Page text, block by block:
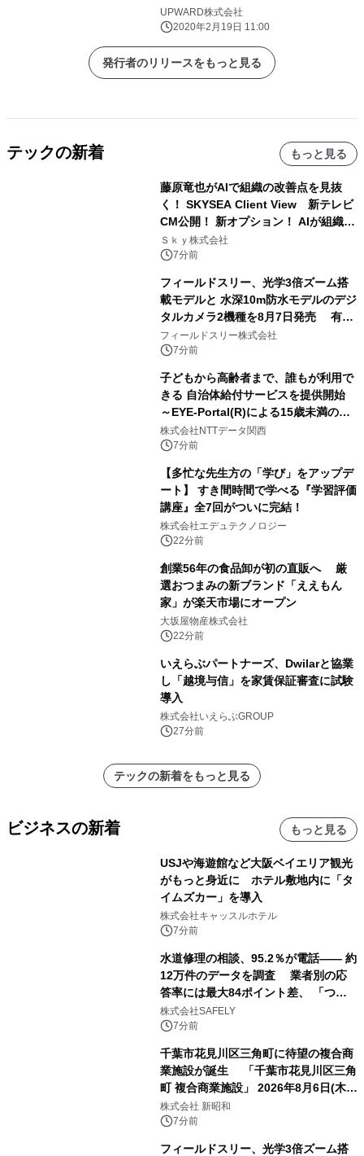
業新聞フォーラム」に代表 金木が登壇
＝
UPWARD株式会社
2020年2月19日 11:00
発行者のリリースをもっと見る
テックの新着 もっと見る
藤原竜也がAIで組織の改善点を見抜
く！ SKYSEA Client View 新テレビ
CM公開！ 新オプション！ AIが組織の
業務実態を分析し労務改善を支援。 藤
原竜也メイキング動画公開 「もしAIが
る自信がある」「昨年の夏はカブトム
シを捕まえたり、虫と戦ったり…」
Ｓｋｙ株式会社
7分前
フィールドスリー、光学3倍ズーム搭
載モデルと 水深10m防水モデルのデジ
タルカメラ2機種を8月7日発売 有効
約1300万画素、用途別に選べるコンデ
ジ新登場
フィールドスリー株式会社
7分前
子どもから高齢者まで、誰もが利用で
きる 自治体給付サービスを提供開始
～EYE-Portal(R)による15歳未満の本
人認証と デジタルデバイド対策で実現
～
株式会社NTTデータ関西
7分前
【多忙な先生方の「学び」をアップデ
ート】 すき間時間で学べる『学習評価
講座』全7回がついに完結！
株式会社エデュテクノロジー
22分前
創業56年の食品卸が初の直販へ 厳
選おつまみの新ブランド「ええもん
家」が楽天市場にオープン
大坂屋物産株式会社
22分前
いえらぶパートナーズ、Dwilarと協業
し「越境与信」を家賃保証審査に試験
導入
株式会社いえらぶGROUP
27分前
テックの新着をもっと見る
ビジネスの新着 もっと見る
USJや海遊館など大阪ベイエリア観光
がもっと身近に ホテル敷地内に「タ
イムズカー」を導入
株式会社キャッスルホテル
7分前
水道修理の相談、95.2％が電話―― 約
12万件のデータを調査 業者別の応
答率には最大84ポイント差、 「つな
がりやすさ」も選定基準に
株式会社SAFELY
7分前
千葉市花見川区三角町に待望の複合商
業施設が誕生 「千葉市花見川区三角
町 複合商業施設」 2026年8月6日(木)
グランドオープン
株式会社 新昭和
7分前
フィールドスリー、光学3倍ズーム搭